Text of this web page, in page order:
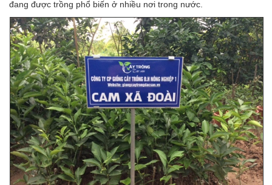
đang được trồng phổ biến ở nhiều nơi trong nước.